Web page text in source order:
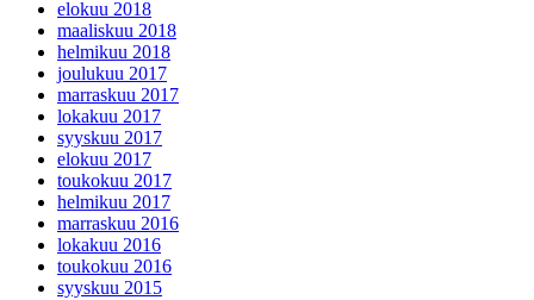
elokuu 2018
maaliskuu 2018
helmikuu 2018
joulukuu 2017
marraskuu 2017
lokakuu 2017
syyskuu 2017
elokuu 2017
toukokuu 2017
helmikuu 2017
marraskuu 2016
lokakuu 2016
toukokuu 2016
syyskuu 2015